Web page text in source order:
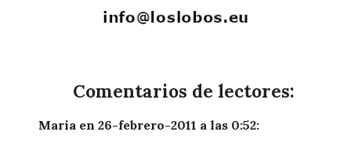
Comentarios de lectores:
Maria en 26-febrero-2011 a las 0:52: